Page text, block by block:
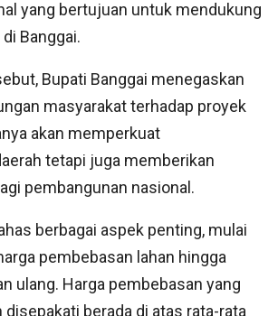
yang bertujuan untuk mendukung
Banggai.
Bupati Banggai menegaskan
masyarakat terhadap proyek
akan memperkuat
tetapi juga memberikan
pembangunan nasional.
berbagai aspek penting, mulai
pembebasan lahan hingga
ulang. Harga pembebasan yang
disepakati berada di atas rata-rata